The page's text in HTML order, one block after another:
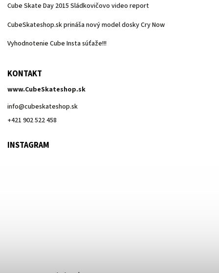
Cube Skate Day 2015 Sládkovičovo video report
CubeSkateshop.sk prináša nový model dosky Cry Now
Vyhodnotenie Cube Insta súťaže!!!
KONTAKT
www.CubeSkateshop.sk
info@cubeskateshop.sk
+421 902 522 458
INSTAGRAM